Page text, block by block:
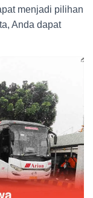
menjadi pilihan
Anda dapat